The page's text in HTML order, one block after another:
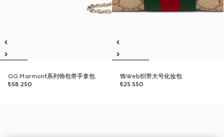
GG Marmont系列饰包带手拿包
₺58.250
饰Web织带大号化妆包
₺25.550